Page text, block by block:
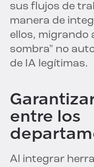
sus flujos de
manera de
ellos, migrando
sombra" no
de IA legítimas.
entre los
Al integrar